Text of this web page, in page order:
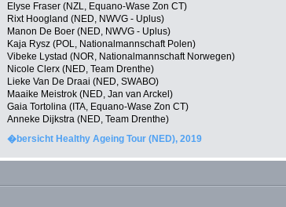
Elyse Fraser (NZL, Equano-Wase Zon CT)
Rixt Hoogland (NED, NWVG - Uplus)
Manon De Boer (NED, NWVG - Uplus)
Kaja Rysz (POL, Nationalmannschaft Polen)
Vibeke Lystad (NOR, Nationalmannschaft Norwegen)
Nicole Clerx (NED, Team Drenthe)
Lieke Van De Draai (NED, SWABO)
Maaike Meistrok (NED, Jan van Arckel)
Gaia Tortolina (ITA, Equano-Wase Zon CT)
Anneke Dijkstra (NED, Team Drenthe)
�bersicht Healthy Ageing Tour (NED), 2019